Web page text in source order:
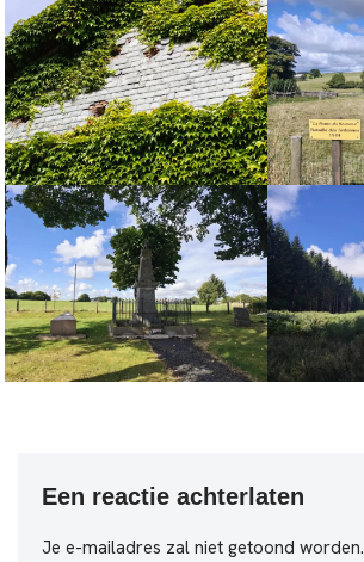
Een reactie achterlaten
Je e-mailadres zal niet getoond worden.